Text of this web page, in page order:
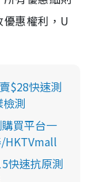
惠權利，U
$28快速測
測
買平台一
HKTVmall
快速抗原測